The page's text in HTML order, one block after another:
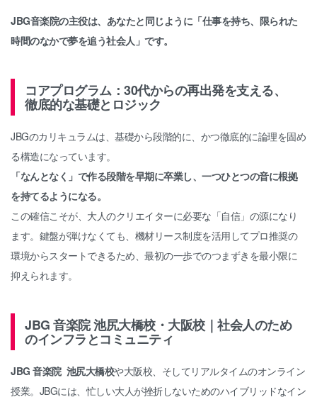
JBG音楽院の主役は、あなたと同じように「仕事を持ち、限られた
時間のなかで夢を追う社会人」です。
コアプログラム：30代からの再出発を支える、
徹底的な基礎とロジック
JBGのカリキュラムは、基礎から段階的に、かつ徹底的に論理を固め
る構造になっています。
「なんとなく」で作る段階を早期に卒業し、一つひとつの音に根拠
を持てるようになる。
この確信こそが、大人のクリエイターに必要な「自信」の源になり
ます。鍵盤が弾けなくても、機材リース制度を活用してプロ推奨の
環境からスタートできるため、最初の一歩でのつまずきを最小限に
抑えられます。
JBG 音楽院 池尻大橋校・大阪校｜社会人のため
のインフラとコミュニティ
JBG 音楽院 池尻大橋校や大阪校、そしてリアルタイムのオンライン
授業。JBGには、忙しい大人が挫折しないためのハイブリッドなイン